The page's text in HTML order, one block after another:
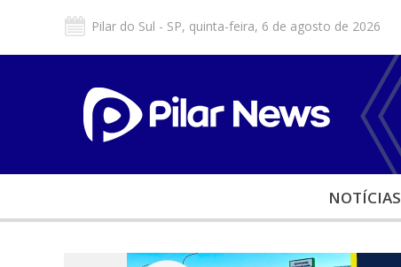
Pilar do Sul - SP, quinta-feira, 6 de agosto de 2026
NOTÍCIAS